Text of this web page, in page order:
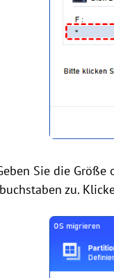
Sie die
zu.